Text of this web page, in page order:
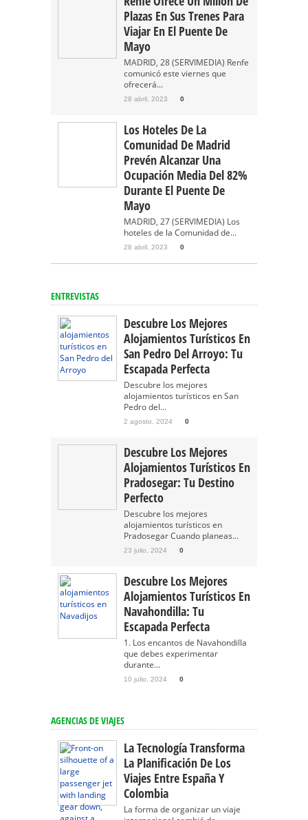
Plazas En Sus Trenes Para
Viajar En El Puente De
Mayo
MADRID, 28 (SERVIMEDIA) Renfe
comunicó este viernes que
ofrecerá...
28 abril, 2023 0
Los Hoteles De La
Comunidad De Madrid
Prevén Alcanzar Una
Ocupación Media Del 82%
Durante El Puente De
Mayo
MADRID, 27 (SERVIMEDIA) Los
hoteles de la Comunidad de...
28 abril, 2023 0
ENTREVISTAS
Descubre Los Mejores
Alojamientos Turísticos En
San Pedro Del Arroyo: Tu
Escapada Perfecta
Descubre los mejores
alojamientos turísticos en San
Pedro del...
2 agosto, 2024 0
Descubre Los Mejores
Alojamientos Turísticos En
Pradosegar: Tu Destino
Perfecto
Descubre los mejores
alojamientos turísticos en
Pradosegar Cuando planeas...
23 julio, 2024 0
Descubre Los Mejores
Alojamientos Turísticos En
Navahondilla: Tu
Escapada Perfecta
1. Los encantos de Navahondilla
que debes experimentar
durante...
10 julio, 2024 0
AGENCIAS DE VIAJES
La Tecnología Transforma
La Planificación De Los
Viajes Entre España Y
Colombia
La forma de organizar un viaje